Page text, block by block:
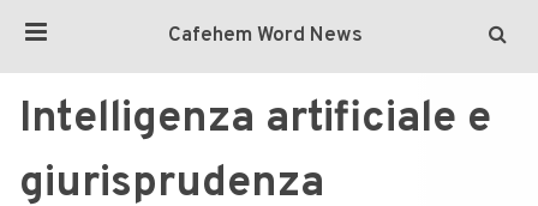
Cafehem Word News
Intelligenza artificiale e
giurisprudenza